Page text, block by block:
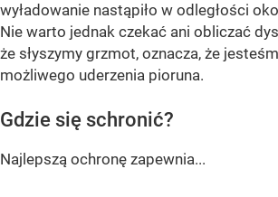
wyładowanie nastąpiło w odległości
Nie warto jednak czekać ani obliczać
że słyszymy grzmot, oznacza, że
możliwego uderzenia pioruna.
Gdzie się schronić?
Najlepszą ochronę zapewnia...